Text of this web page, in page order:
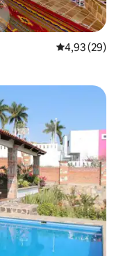
4,93 de uma
4,93 (29)